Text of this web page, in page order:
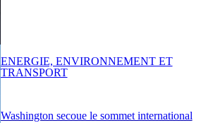
Washington secoue le sommet international
ENERGIE, ENVIRONNEMENT ET
TRANSPORT